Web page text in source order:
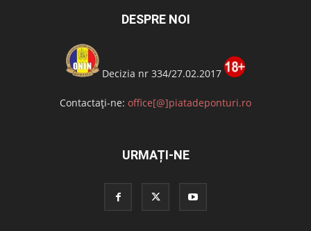
DESPRE NOI
Decizia nr 334/27.02.2017
Contactați-ne: office[@]piatadeponturi.ro
URMAȚI-NE